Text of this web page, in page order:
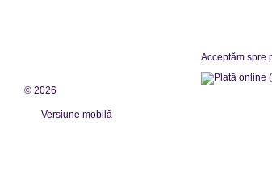
© 2026
Versiune mobilă
Acceptăm spre